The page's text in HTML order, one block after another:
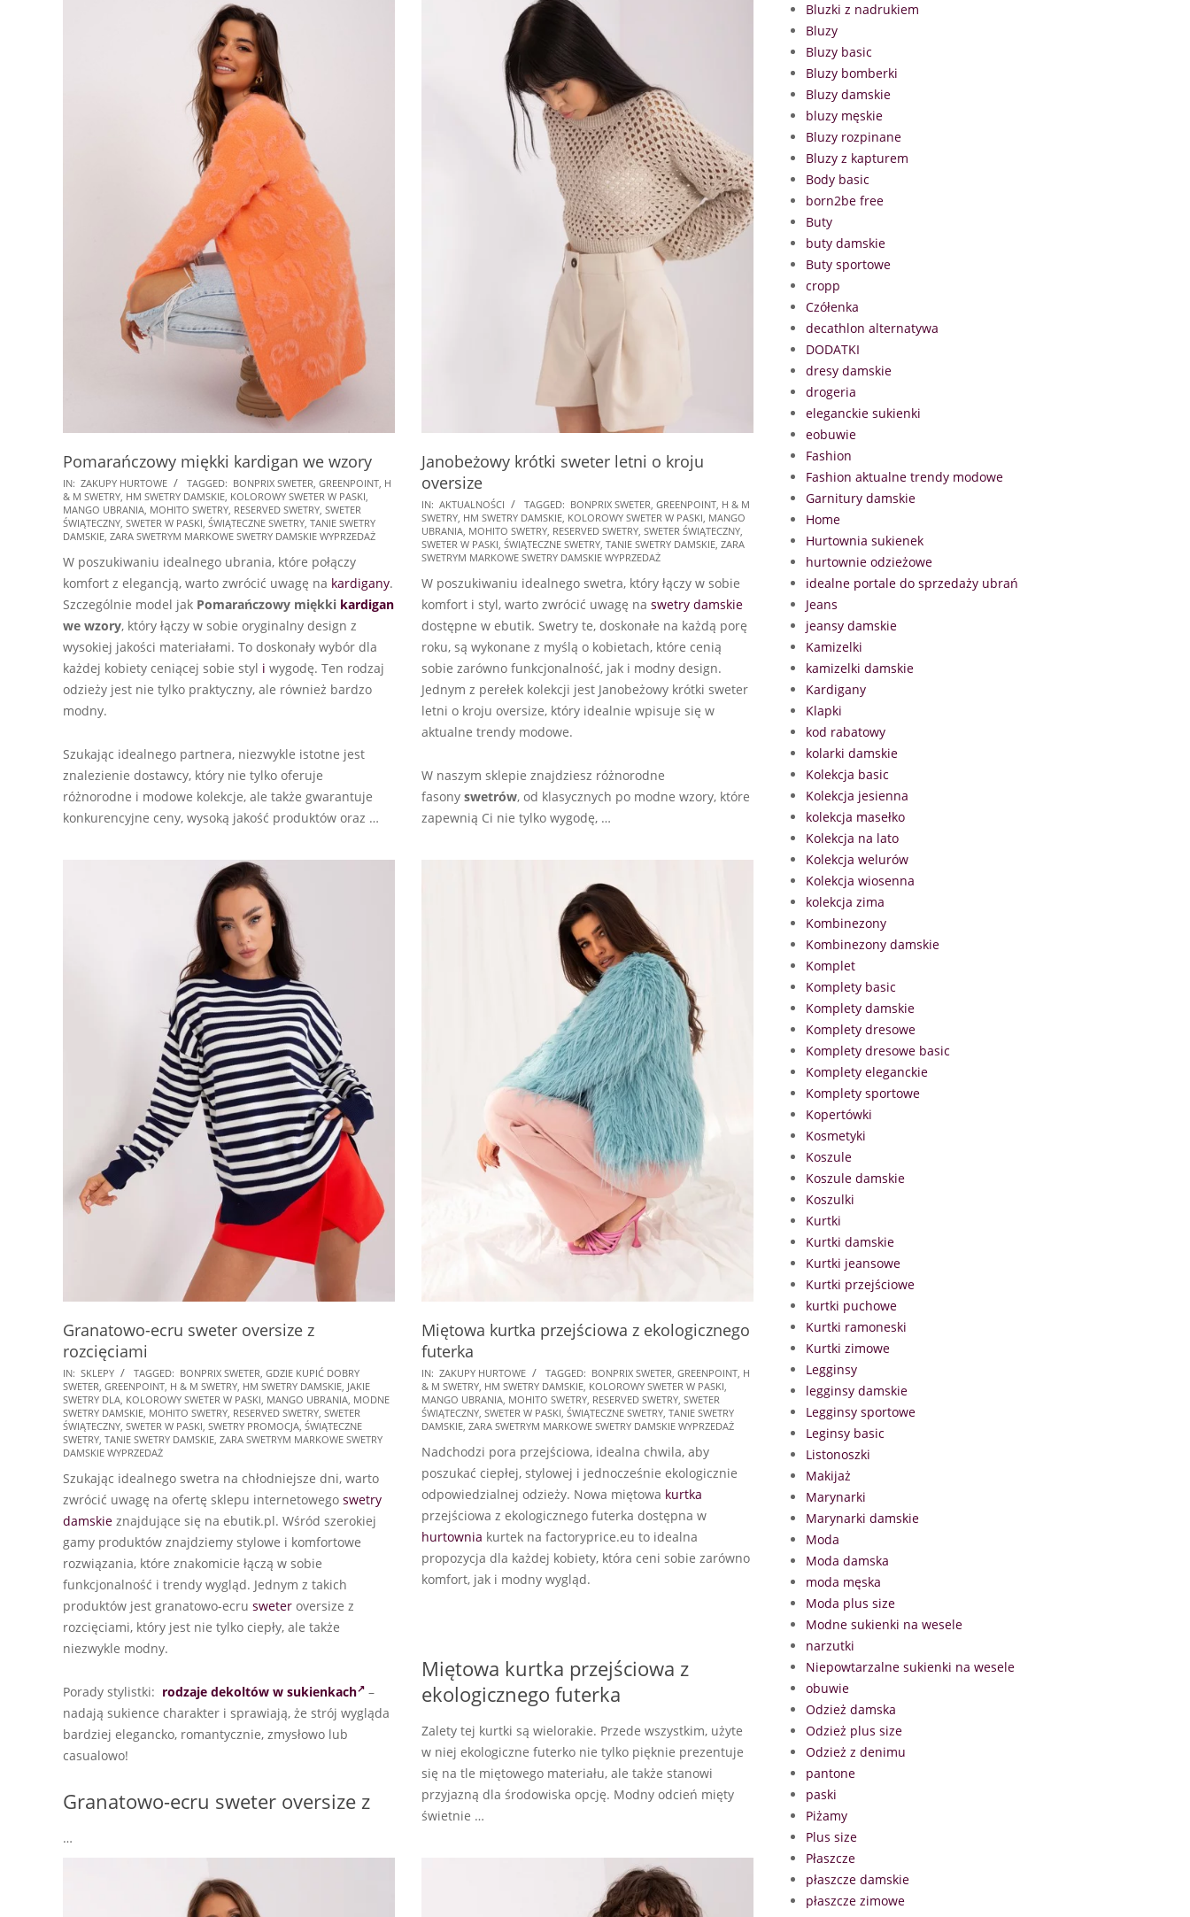
Pomarańczowy miękki kardigan we wzory
2025-
11-
17
IN: ZAKUPY HURTOWE TAGGED: BONPRIX SWETER GREENPOINT H
& M SWETRY HM SWETRY DAMSKIE KOLOROWY SWETER W PASKI
MANGO UBRANIA MOHITO SWETRY RESERVED SWETRY SWETER
ŚWIĄTECZNY SWETER W PASKI ŚWIĄTECZNE SWETRY TANIE SWETRY
DAMSKIE ZARA SWETRYM MARKOWE SWETRY DAMSKIE WYPRZEDAŻ
W poszukiwaniu idealnego ubrania, które połączy
komfort z elegancją, warto zwrócić uwagę na kardigany.
Szczególnie model jak Pomarańczowy miękki kardigan
we wzory, który łączy w sobie oryginalny design z
wysokiej jakości materiałami. To doskonały wybór dla
każdej kobiety ceniącej sobie styl i wygodę. Ten rodzaj
odzieży jest nie tylko praktyczny, ale również bardzo
modny.
Szukając idealnego partnera, niezwykle istotne jest
znalezienie dostawcy, który nie tylko oferuje
różnorodne i modowe kolekcje, ale także gwarantuje
konkurencyjne ceny, wysoką jakość produktów oraz …
Janobeżowy krótki sweter letni o kroju
oversize
2025-
11-
16
IN: AKTUALNOŚCI TAGGED: BONPRIX SWETER GREENPOINT H & M
SWETRY HM SWETRY DAMSKIE KOLOROWY SWETER W PASKI MANGO
UBRANIA MOHITO SWETRY RESERVED SWETRY SWETER ŚWIĄTECZNY
SWETER W PASKI ŚWIĄTECZNE SWETRY TANIE SWETRY DAMSKIE ZARA
SWETRYM MARKOWE SWETRY DAMSKIE WYPRZEDAŻ
W poszukiwaniu idealnego swetra, który łączy w sobie
komfort i styl, warto zwrócić uwagę na swetry damskie
dostępne w ebutik. Swetry te, doskonałe na każdą porę
roku, są wykonane z myślą o kobietach, które cenią
sobie zarówno funkcjonalność, jak i modny design.
Jednym z perełek kolekcji jest Janobeżowy krótki sweter
letni o kroju oversize, który idealnie wpisuje się w
aktualne trendy modowe.
W naszym sklepie znajdziesz różnorodne
fasony swetrów, od klasycznych po modne wzory, które
zapewnią Ci nie tylko wygodę, …
Granatowo-ecru sweter oversize z
rozcięciami
2025-
11-
10
IN: SKLEPY TAGGED: BONPRIX SWETER, GDZIE KUPIĆ DOBRY
SWETER, GREENPOINT, H & M SWETRY, HM SWETRY DAMSKIE, JAKIE
SWETRY DLA, KOLOROWY SWETER W PASKI, MANGO UBRANIA, MODNE
SWETRY DAMSKIE, MOHITO SWETRY, RESERVED SWETRY, SWETER
ŚWIĄTECZNY, SWETER W PASKI, SWETRY PROMOCJA, ŚWIĄTECZNE
SWETRY, TANIE SWETRY DAMSKIE, ZARA SWETRYM MARKOWE SWETRY
DAMSKIE WYPRZEDAŻ
Szukając idealnego swetra na chłodniejsze dni, warto
zwrócić uwagę na ofertę sklepu internetowego swetry
damskie znajdujące się na ebutik.pl. Wśród szerokiej
gamy produktów znajdziemy stylowe i komfortowe
rozwiązania, które znakomicie łączą w sobie
funkcjonalność i trendy wygląd. Jednym z takich
produktów jest granatowo-ecru sweter oversize z
rozcięciami, który jest nie tylko ciepły, ale także
niezwykle modny.
Porady stylistki: rodzaje dekoltów w sukienkach
–
nadają sukience charakter i sprawiają, że strój wygląda
bardziej elegancko, romantycznie, zmysłowo lub
casualowo!
Granatowo-ecru sweter oversize z
…
Miętowa kurtka przejściowa z ekologicznego
futerka
2025-
11-
09
IN: ZAKUPY HURTOWE TAGGED: BONPRIX SWETER, GREENPOINT, H
& M SWETRY, HM SWETRY DAMSKIE, KOLOROWY SWETER W PASKI,
MANGO UBRANIA, MOHITO SWETRY, RESERVED SWETRY, SWETER
ŚWIĄTECZNY, SWETER W PASKI, ŚWIĄTECZNE SWETRY, TANIE SWETRY
DAMSKIE, ZARA SWETRYM MARKOWE SWETRY DAMSKIE WYPRZEDAŻ
Nadchodzi pora przejściowa, idealna chwila, aby
poszukać ciepłej, stylowej i jednocześnie ekologicznie
odpowiedzialnej odzieży. Nowa miętowa kurtka
przejściowa z ekologicznego futerka dostępna w
hurtownia kurtek na factoryprice.eu to idealna
propozycja dla każdej kobiety, która ceni sobie zarówno
komfort, jak i modny wygląd.
Miętowa kurtka przejściowa z
ekologicznego futerka
Zalety tej kurtki są wielorakie. Przede wszystkim, użyte
w niej ekologiczne futerko nie tylko pięknie prezentuje
się na tle miętowego materiału, ale także stanowi
przyjazną dla środowiska opcję. Modny odcień mięty
świetnie …
Bluzki z nadrukiem
Bluzy
Bluzy basic
Bluzy bomberki
Bluzy damskie
bluzy męskie
Bluzy rozpinane
Bluzy z kapturem
Body basic
born2be free
Buty
buty damskie
Buty sportowe
cropp
Czółenka
decathlon alternatywa
DODATKI
dresy damskie
drogeria
eleganckie sukienki
eobuwie
Fashion
Fashion aktualne trendy modowe
Garnitury damskie
Home
Hurtownia sukienek
hurtownie odzieżowe
idealne portale do sprzedaży ubrań
Jeans
jeansy damskie
Kamizelki
kamizelki damskie
Kardigany
Klapki
kod rabatowy
kolarki damskie
Kolekcja basic
Kolekcja jesienna
kolekcja masełko
Kolekcja na lato
Kolekcja welurów
Kolekcja wiosenna
kolekcja zima
Kombinezony
Kombinezony damskie
Komplet
Komplety basic
Komplety damskie
Komplety dresowe
Komplety dresowe basic
Komplety eleganckie
Komplety sportowe
Kopertówki
Kosmetyki
Koszule
Koszule damskie
Koszulki
Kurtki
Kurtki damskie
Kurtki jeansowe
Kurtki przejściowe
kurtki puchowe
Kurtki ramoneski
Kurtki zimowe
Legginsy
legginsy damskie
Legginsy sportowe
Leginsy basic
Listonoszki
Makijaż
Marynarki
Marynarki damskie
Moda
Moda damska
moda męska
Moda plus size
Modne sukienki na wesele
narzutki
Niepowtarzalne sukienki na wesele
obuwie
Odzież damska
Odzież plus size
Odzież z denimu
pantone
paski
Piżamy
Plus size
Płaszcze
płaszcze damskie
płaszcze zimowe